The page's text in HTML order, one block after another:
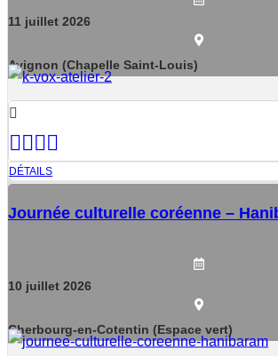
11 juillet 2026
Avignon (Chapelle Saint-Louis)
DÉTAILS
Journée culturelle coréenne –
10 juillet 2026
Cherbourg-en-Cotentin (Espace vert)